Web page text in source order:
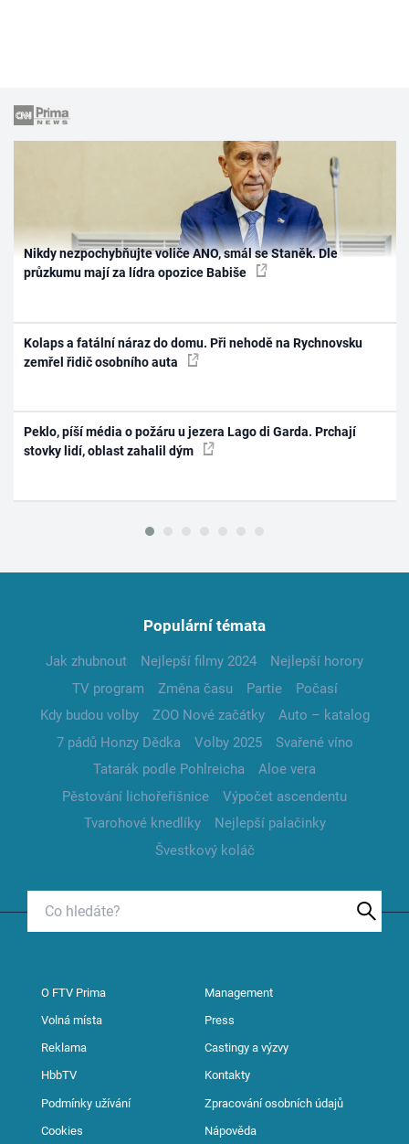
Nikdy nezpochybňujte voliče ANO, smál se Staněk. Dle
průzkumu mají za lídra opozice Babiše
Kolaps a fatální náraz do domu. Při nehodě na Rychnovsku
zemřel řidič osobního auta
Peklo, píší média o požáru u jezera Lago di Garda. Prchají
stovky lidí, oblast zahalil dým
Populární témata
Jak zhubnout Nejlepší filmy 2024
Nejlepší horory
TV program
Změna času Partie
Počasí
Kdy budou volby
ZOO Nové začátky
Auto – katalog
7 pádů Honzy Dědka
Volby 2025
Svařené víno
Tatarák podle Pohlreicha
Aloe vera
Pěstování lichořeřišnice
Výpočet ascendentu
Tvarohové knedlíky
Nejlepší palačinky
Švestkový koláč
O FTV Prima Management
Volná místa Press
Reklama Castingy a výzvy
HbbTV Kontakty
Podmínky užívání Zpracování osobních údajů
Cookies Nápověda